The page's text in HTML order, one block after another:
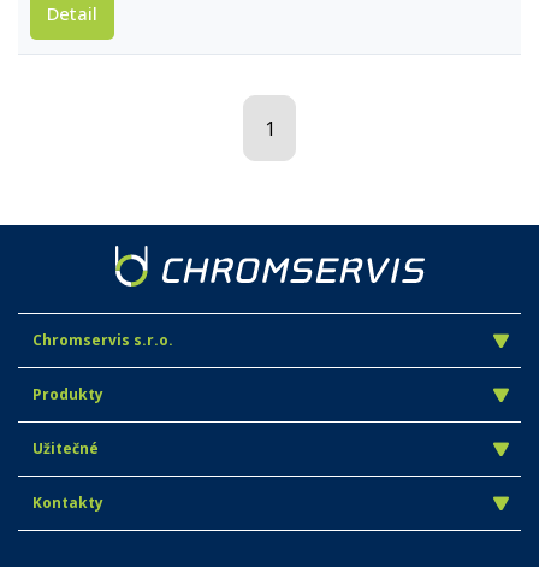
Detail
1
Chromservis s.r.o.
Produkty
Užitečné
Kontakty